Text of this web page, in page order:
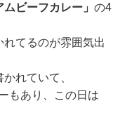
ムビーフカレー」の4
てるのが雰囲気出
れていて、
もあり、この日は